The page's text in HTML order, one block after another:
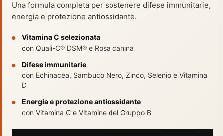
Una formula completa per sostenere difese immunitarie,
energia e protezione antiossidante.
Vitamina C selezionata
con Quali-C® DSM® e Rosa canina
Difese immunitarie
con Echinacea, Sambuco Nero, Zinco, Selenio e Vitamina
D
Energia e protezione antiossidante
con Vitamina C e Vitamine del Gruppo B
®